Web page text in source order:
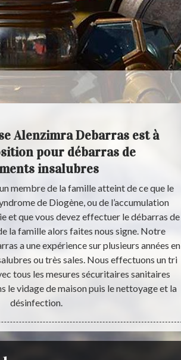
Alenzimra Debarras est à
pour débarras de
insalubres
membre de la famille atteint de ce que le
de Diogène, ou de l’accumulation
et que vous devez effectuer le débarras de
la famille alors faites nous signe. Notre
a une expérience sur plusieurs années en
ou très sales. Nous effectuons un tri
tous les mesures sécuritaires sanitaires
le vidage de maison puis le nettoyage et la
désinfection.